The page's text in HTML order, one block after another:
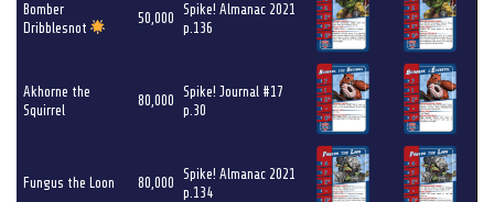
Bomber
Dribblesnot
50,000
Spike! Almanac 2021
p.136
Akhorne the
Squirrel
80,000
Spike! Journal #17
p.30
Fungus the Loon 80,000
Spike! Almanac 2021
p.134